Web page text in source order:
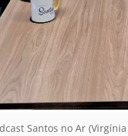
Santos no Ar (Virgínia